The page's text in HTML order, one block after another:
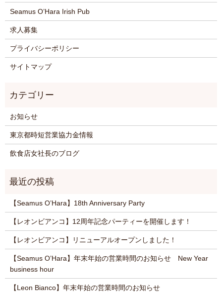
Seamus O’Hara Irish Pub
求人募集
プライバシーポリシー
サイトマップ
お知らせ
東京都時短営業協力金情報
飲食店女社長のブログ
【Seamus O’Hara】18th Anniversary Party
【レオンビアンコ】12周年記念パーティーを開催します！
【レオンビアンコ】リニューアルオープンしました！
【Seamus O’Hara】年末年始の営業時間のお知らせ New Year
business hour
【Leon Bianco】年末年始の営業時間のお知らせ